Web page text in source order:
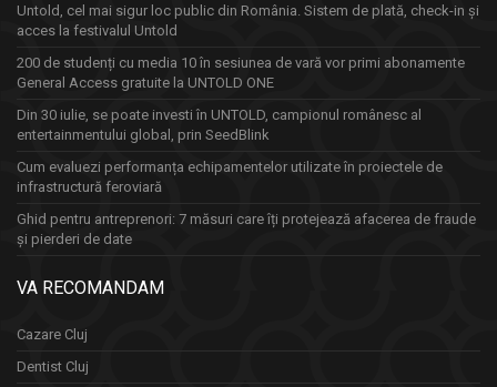
Untold, cel mai sigur loc public din România. Sistem de plată, check-in și
acces la festivalul Untold
200 de studenți cu media 10 în sesiunea de vară vor primi abonamente
General Access gratuite la UNTOLD ONE
Din 30 iulie, se poate investi în UNTOLD, campionul românesc al
entertainmentului global, prin SeedBlink
Cum evaluezi performanța echipamentelor utilizate în proiectele de
infrastructură feroviară
Ghid pentru antreprenori: 7 măsuri care îți protejează afacerea de fraude
și pierderi de date
VA RECOMANDAM
Cazare Cluj
Dentist Cluj